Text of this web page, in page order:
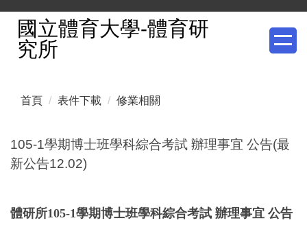
國立體育大學-體育研
究所
首頁 表件下載 修業相關
105-1學期博士班學科綜合考試 辦理事宜 公告(最
新公告12.02)
體研所105-1學期博士班學科綜合考試 辦理事宜 公告